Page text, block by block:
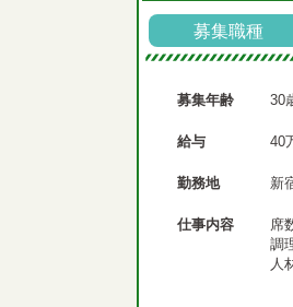
募集職種
募集年齢 30
給与 40
勤務地 新
仕事内容
席
調
人